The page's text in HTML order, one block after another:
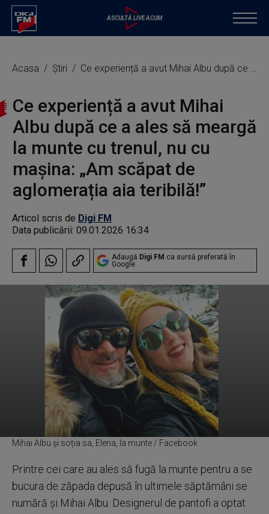
Acasa Știri Ce experiență a avut Mihai Albu după ce a ales să meargă la munte cu trenul, nu cu mașina: „Am scăpat de aglomerația aia teribilă!”
Ce experiență a avut Mihai
Albu după ce a ales să meargă
la munte cu trenul, nu cu
mașina: „Am scăpat de
aglomerația aia teribilă!”
Articol scris de Digi FM
Data publicării: 09.01.2026 16:34
Adaugă Digi FM ca sursă preferată în
Google
Mihai Albu și soția sa, Elena, la munte / Facebook
Printre cei care au ales să fugă la munte pentru a se
bucura de zăpada depusă în ultimele săptămâni se
numără și Mihai Albu. Designerul de pantofi a optat